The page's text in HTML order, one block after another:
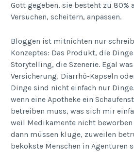
Gott gegeben, sie besteht zu 80%
Versuchen, scheitern, anpassen.
Bloggen ist mitnichten nur
Konzeptes: Das Produkt, die
Storytelling, die Szenerie. Egal
Versicherung, Diarrhö-Kapseln
Dinge sind nicht einfach nur
wenn eine Apotheke ein
betreiben muss, was sich mir
weil Medikamente nicht
dann müssen kluge, zuweilen
bekokste Menschen in Agenturen